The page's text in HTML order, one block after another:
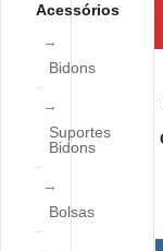
Acessórios
Bidons
Suportes
Bidons
Bolsas